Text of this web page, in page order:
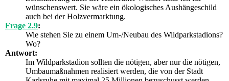
wünschenswert. Sie wäre ein ökologisches Aushängeschild
auch bei der Holzvermarktung.
Frage 2.9:
Wie stehen Sie zu einem Um-/Neubau des Wildparkstadions?
Wo?
Antwort:
Im Wildparkstadion sollten die nötigen, aber nur die nötigen,
Umbaumaßnahmen realisiert werden, die von der Stadt